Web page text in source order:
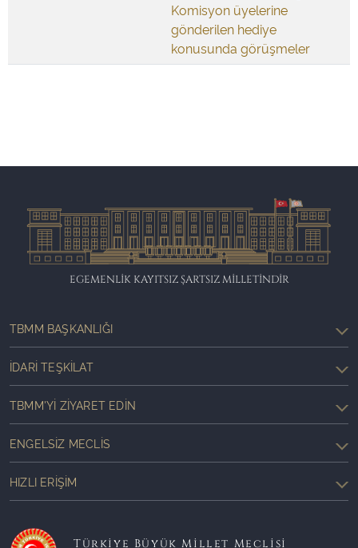
Komisyon üyelerine
gönderilen hediye
konusunda görüşmeler
EGEMENLİK KAYITSIZ ŞARTSIZ MİLLETİNDİR
TBMM BAŞKANLIĞI
İDARI TEŞKILAT
TBMM'YI ZIYARET EDIN
ENGELSIZ MECLIS
HIZLI ERIŞIM
Türkiye Büyük Millet Meclisi